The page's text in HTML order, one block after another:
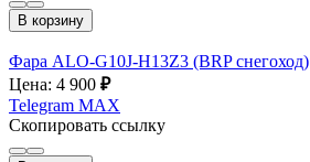
В корзину
Фара ALO-G10J-H13Z3 (BRP снегоход)
Цена: 4 900 ₽
Telegram MAX
Скопировать ссылку